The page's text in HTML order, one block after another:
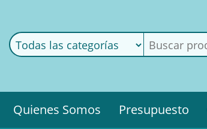
Quienes Somos Presupuesto